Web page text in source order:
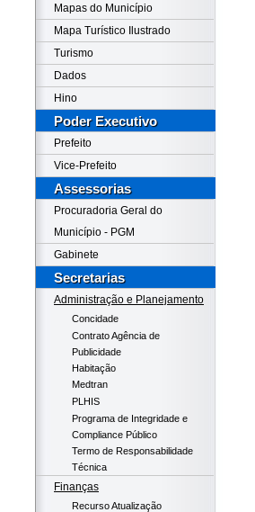
Mapas do Município
Mapa Turístico Ilustrado
Turismo
Dados
Hino
Poder Executivo
Prefeito
Vice-Prefeito
Assessorias
Procuradoria Geral do
Município - PGM
Gabinete
Secretarias
Administração e Planejamento
Concidade
Contrato Agência de
Publicidade
Habitação
Medtran
PLHIS
Programa de Integridade e
Compliance Público
Termo de Responsabilidade
Técnica
Finanças
Recurso Atualização